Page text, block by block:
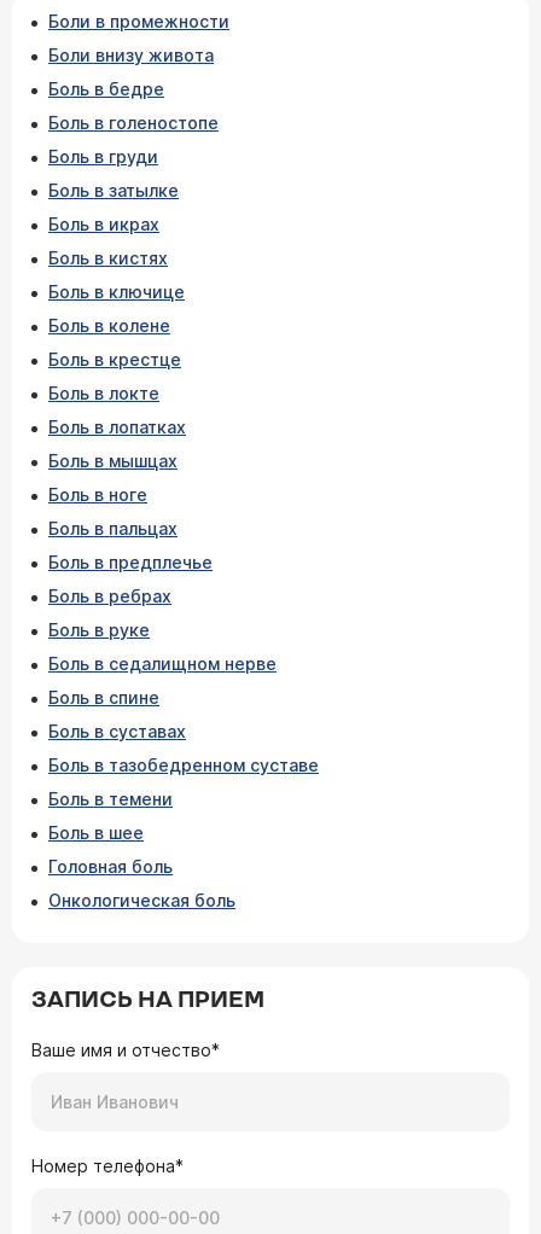
Боли в промежности
Боли внизу живота
Боль в бедре
Боль в голеностопе
Боль в груди
Боль в затылке
Боль в икрах
Боль в кистях
Боль в ключице
Боль в колене
Боль в крестце
Боль в локте
Боль в лопатках
Боль в мышцах
Боль в ноге
Боль в пальцах
Боль в предплечье
Боль в ребрах
Боль в руке
Боль в седалищном нерве
Боль в спине
Боль в суставах
Боль в тазобедренном суставе
Боль в темени
Боль в шее
Головная боль
Онкологическая боль
ЗАПИСЬ НА ПРИЕМ
Ваше имя и отчество*
Номер телефона*